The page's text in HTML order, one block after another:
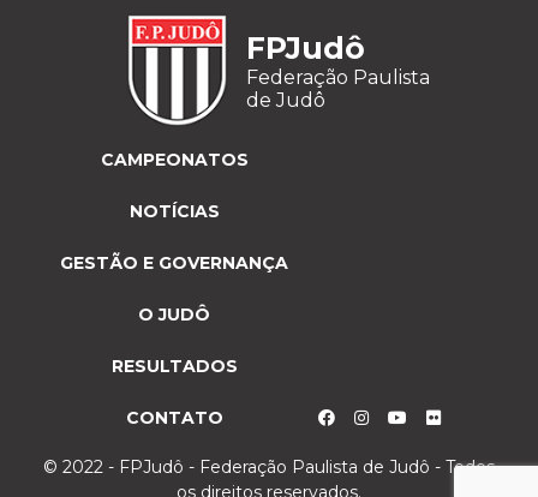
FPJudô
Federação Paulista
de Judô
CAMPEONATOS
NOTÍCIAS
GESTÃO E GOVERNANÇA
O JUDÔ
RESULTADOS
CONTATO
© 2022 - FPJudô - Federação Paulista de Judô - Todos
os direitos reservados.